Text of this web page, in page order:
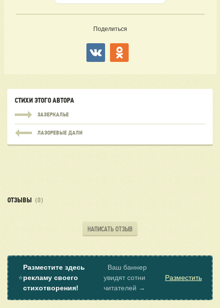
Поделиться
СТИХИ ЭТОГО АВТОРА
ЗАЗЕРКАЛЬЕ
ЛАЗОРЕВЫЕ ДАЛИ
ОТЗЫВЫ (0)
НАПИСАТЬ ОТЗЫВ
⭐
Разместите здесь
рекламу своего
стихотворения!
Ваш баннер
увидят сотни
читателей →
Разместить